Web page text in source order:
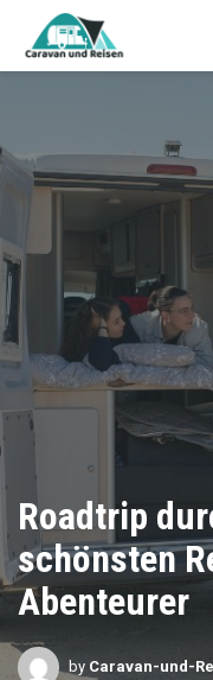
Roadtrip
schönsten
Abenteurer
by Caravan-und-